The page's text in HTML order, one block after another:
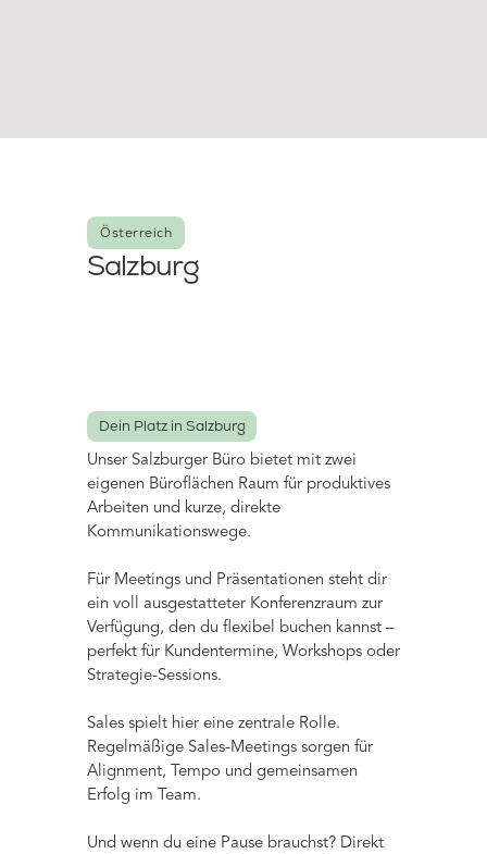
Österreich
Salzburg
Dein Platz in Salzburg
Unser Salzburger Büro bietet mit zwei
eigenen Büroflächen Raum für produktives
Arbeiten und kurze, direkte
Kommunikationswege.
Für Meetings und Präsentationen steht dir
ein voll ausgestatteter Konferenzraum zur
Verfügung, den du flexibel buchen kannst –
perfekt für Kundentermine, Workshops oder
Strategie-Sessions.
Sales spielt hier eine zentrale Rolle.
Regelmäßige Sales-Meetings sorgen für
Alignment, Tempo und gemeinsamen
Erfolg im Team.
Und wenn du eine Pause brauchst? Direkt